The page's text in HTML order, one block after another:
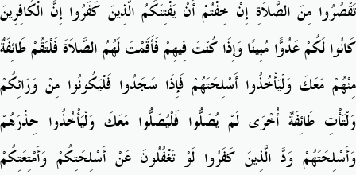
تَقْصُرُوا مِنَ الصَّلاَةِ إِنْ خِفْتُمْ أَنْ يَفْتِنَكُمُ الَّذِينَ كَفَرُوا إِنَّ الْكَافِرِينَ
كَانُوا لَكُمْ عَدُوًّا مُبِينًا وَإِذَا كُنْتَ فِيهِمْ فَأَقَمْتَ لَهُمُ الصَّلاَةَ فَلْتَقُمْ طَائِفَةٌ
مِنْهُمْ مَعَكَ وَلْيَأْخُذُوا أَسْلِحَتَهُمْ فَإِذَا سَجَدُوا فَلْيَكُونُوا مِنْ وَرَائِكُمْ
وَلْتَأْتِ طَائِفَةٌ أُخْرَى لَمْ يُصَلُّوا فَلْيُصَلُّوا مَعَكَ وَلْيَأْخُذُوا حِذْرَهُمْ
وَأَسْلِحَتَهُمْ وَدَّ الَّذِينَ كَفَرُوا لَوْ تَغْفُلُونَ عَنْ أَسْلِحَتِكُمْ وَأَمْتِعَتِكُمْ